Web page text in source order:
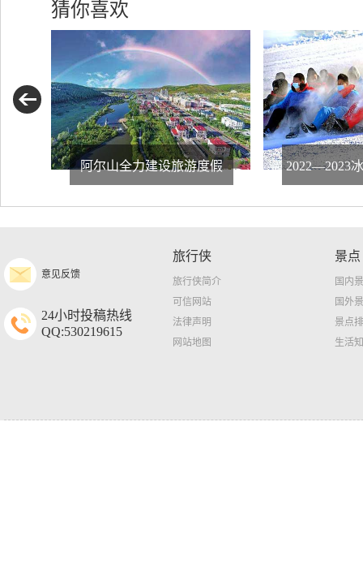
猜你喜欢
阿尔山全力建设旅游度假 2022—2023
意见反馈
24小时投稿热线
QQ:530219615
旅行侠
旅行侠简介
可信网站
法律声明
网站地图
景点
国内
国外
景点
生活